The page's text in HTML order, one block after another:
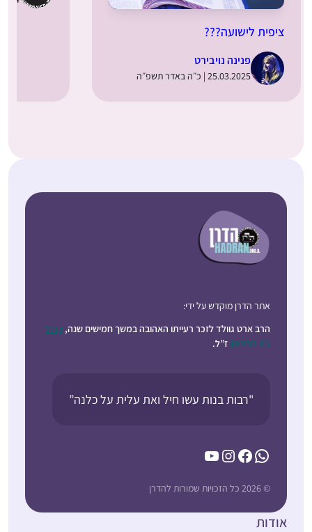
ציפית לישועה???
פנינה נויבירט
25.03.2025 | כ״ה באדר תשפ״ה
אתר הדרן מוקדש על ידי:
הרב ארט גוולד לזכר רעייתו האהובה במשך חמישים שנה, קרול
ג’וי רובינסון ז”ל.
"רבות בנות עשו חיל ואת עלית על כלנה”
WhatsApp
Facebook
Instagram
YouTube
© 2026 כל הזכויות שמורות להדרן
אודות